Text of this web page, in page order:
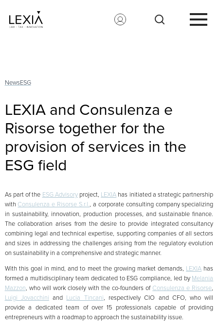
NewsESG
LEXIA and Consulenza e
Risorse together for the
provision of services in the
ESG field
As part of the ESG Advisoryproject, LEXIA has initiated a strategic partnership
with Consulenza e Risorse S.r.l., a corporate consulting company specializing
in sustainability, innovation, production processes, and sustainable finance.
The collaboration arises from the desire to provide integrated consultancy
combining legal and technical expertise, supporting companies of all sectors
and sizes in addressing the challenges arising from the regulatory evolution
on sustainability in a comprehensive and strategic manner.
With this goal in mind, and to meet the growing market demands, LEXIA has
formed a multidisciplinary team dedicated to ESG compliance, led by Melania
Mazzon, who will work closely with the co-founders of Consulenza e Risorse,
Luigi Jovacchini and Lucia Tincani, respectively CIO and CFO, who will
provide a dedicated team of over 15 professionals capable of providing
entrepreneurs with a roadmap to approach the sustainability issue.